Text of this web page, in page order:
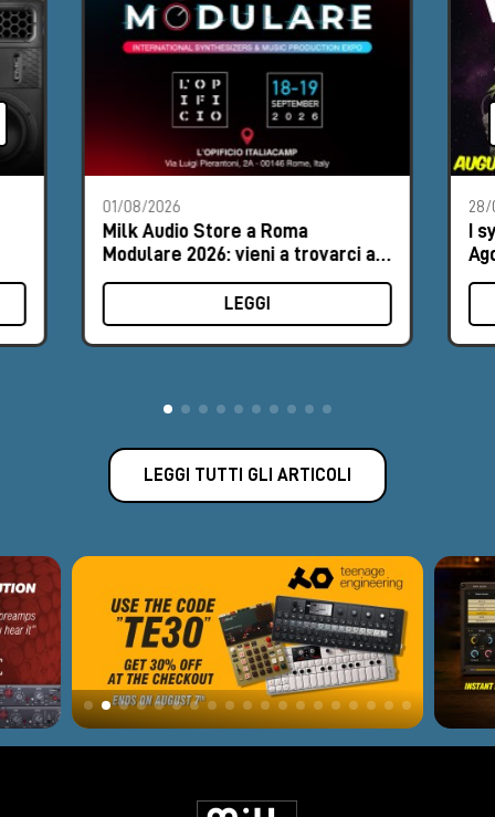
01/08/2026
Milk Audio Store a Roma
Modulare 2026: vieni a trovarci al
Booth #9
LEGGI
28/
I
LEGGI TUTTI GLI ARTICOLI